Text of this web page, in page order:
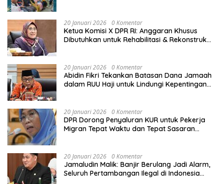
20 Januari 2026 0 Komentar
Ketua Komisi X DPR RI: Anggaran Khusus
Dibutuhkan untuk Rehabilitasi & Rekonstruksi
20 Januari 2026 0 Komentar
Abidin Fikri Tekankan Batasan Dana Jamaah
dalam RUU Haji untuk Lindungi Kepentingan
20 Januari 2026 0 Komentar
DPR Dorong Penyaluran KUR untuk Pekerja
Migran Tepat Waktu dan Tepat Sasaran
20 Januari 2026 0 Komentar
Jamaludin Malik: Banjir Berulang Jadi Alarm,
Seluruh Pertambangan Ilegal di Indonesia